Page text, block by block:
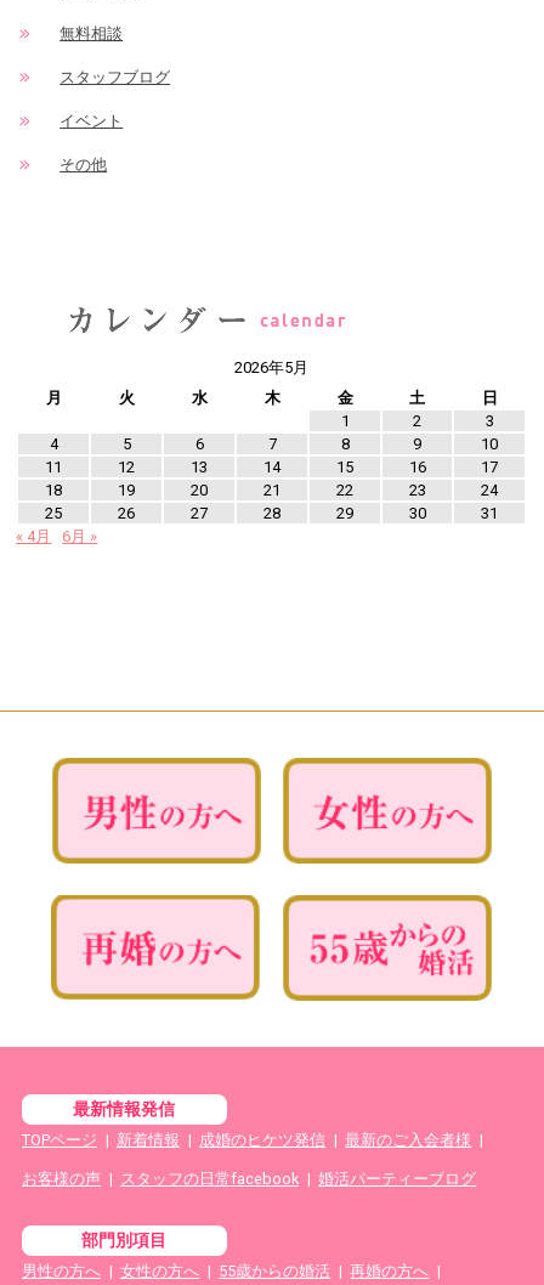
無料相談
スタッフブログ
イベント
その他
2026年5月
月
火 水 木 金 土
日
1
2
3
4
5 6 7 8 9
10
11
12 13 14 15 16
17
18
19 20 21 22 23
24
25
26 27 28 29 30
31
« 4月
6月 »
最新情報発信
TOPページ | 新着情報 | 成婚のヒケツ発信 | 最新のご入会者様 |
お客様の声| スタッフの日常facebook | 婚活パーティーブログ
部門別項目
男性の方へ| 女性の方へ | 55歳からの婚活 | 再婚の方へ |